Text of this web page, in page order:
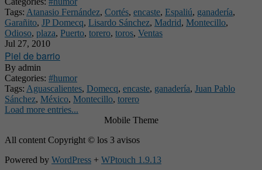
Tags: Atanasio Fernández, Cortés, encaste, Espaliú, ganadería,
Garañito, JP Domecq, Lisardo Sánchez, Madrid, Montecillo,
Odioso, plaza, Puerto, torero, toros, Ventas
Jul 27, 2010
Piel de barrio
By admin
Categories: #humor
Tags: Aguascalientes, Domecq, encaste, ganadería, Juan Pablo
Sánchez, México, Montecillo, torero
Load more entries...
Mobile Theme
All content Copyright © los 3 avisos
Powered by WordPress + WPtouch 1.9.13